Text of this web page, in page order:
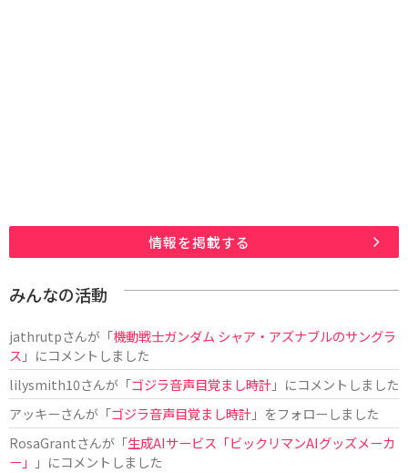
情報を掲載する
みんなの活動
jathrutpさんが「機動戦士ガンダム シャア・アズナブルのサングラ
ス 」にコメントしました
lilysmith10さんが「ゴジラ音声目覚まし時計」にコメントしました
アッキーさんが「ゴジラ音声目覚まし時計」をフォローしました
RosaGrantさんが「生成AIサービス「ビックリマンAIグッズメーカ
ー」
」にコメントしました